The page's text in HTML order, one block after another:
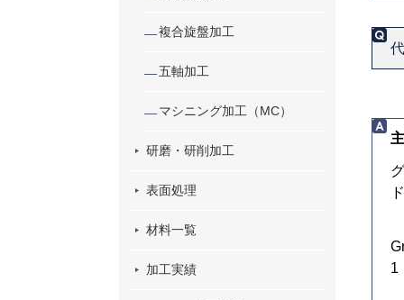
ド
1
複合旋盤加工
五軸加工
マシニング加工（MC）
研磨・研削加工
表面処理
材料一覧
加工実績